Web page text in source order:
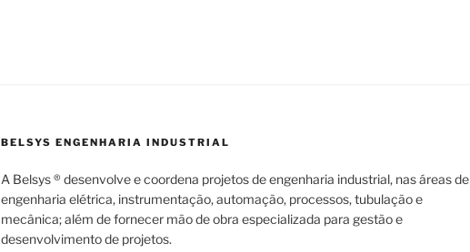
BELSYS ENGENHARIA INDUSTRIAL
A Belsys ® desenvolve e coordena projetos de engenharia industrial, nas áreas de
engenharia elétrica, instrumentação, automação, processos, tubulação e
mecânica; além de fornecer mão de obra especializada para gestão e
desenvolvimento de projetos.